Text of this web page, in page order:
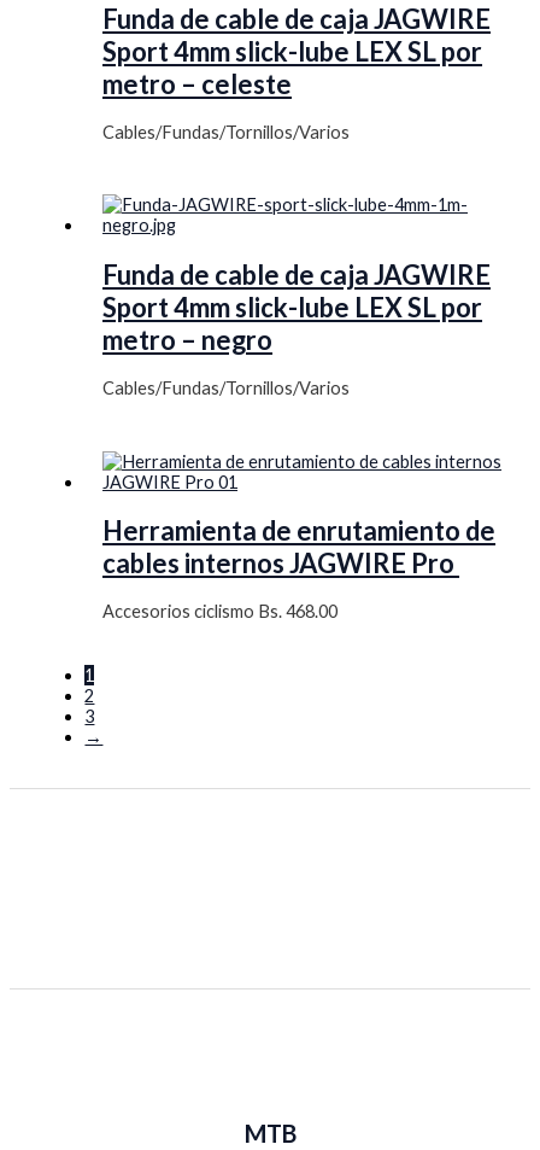
Funda de cable de caja JAGWIRE
Sport 4mm slick-lube LEX SL por
metro – celeste
Cables/Fundas/Tornillos/Varios
Funda de cable de caja JAGWIRE
Sport 4mm slick-lube LEX SL por
metro – negro
Cables/Fundas/Tornillos/Varios
Herramienta de enrutamiento de
cables internos JAGWIRE Pro
Accesorios ciclismo Bs.468.00
1
2
3
→
MTB